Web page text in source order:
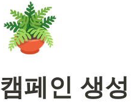
🪴
캠페인 생성